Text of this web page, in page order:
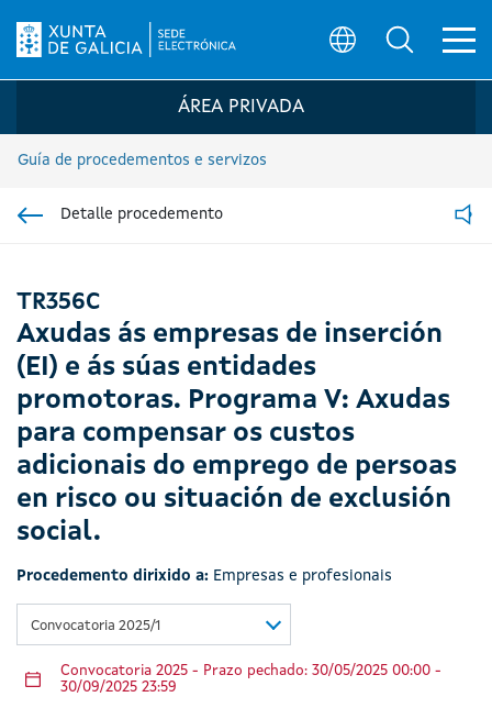
Logo da Sede electrónica da Xunta de
ÁREA PRIVADA
Guía de procedementos e servizos
Detalle procedemento
TR356C
Axudas ás empresas de inserción
(EI) e ás súas entidades
promotoras. Programa V: Axudas
para compensar os custos
adicionais do emprego de persoas
en risco ou situación de exclusión
social.
Procedemento dirixido a: Empresas e profesionais
Convocatoria 2025/1
Convocatoria 2025 - Prazo pechado: 30/05/2025 00:00 -
30/09/2025 23:59